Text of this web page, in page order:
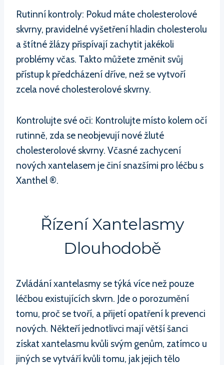
Rutinní kontroly: Pokud máte cholesterolové
skvrny, pravidelné vyšetření hladin cholesterolu
a štítné žlázy přispívají zachytit jakékoli
problémy včas. Takto můžete změnit svůj
přístup k předcházení dříve, než se vytvoří
zcela nové cholesterolové skvrny.
Kontrolujte své oči: Kontrolujte místo kolem očí
rutinně, zda se neobjevují nové žluté
cholesterolové skvrny. Včasné zachycení
nových xantelasem je činí snazšími pro léčbu s
Xanthel ®.
Řízení Xantelasmy
Dlouhodobě
Zvládání xantelasmy se týká více než pouze
léčbou existujících skvrn. Jde o porozumění
tomu, proč se tvoří, a přijetí opatření k prevenci
nových. Někteří jednotlivci mají větší šanci
získat xantelasmu kvůli svým genům, zatímco u
jiných se vytváří kvůli tomu, jak jejich tělo